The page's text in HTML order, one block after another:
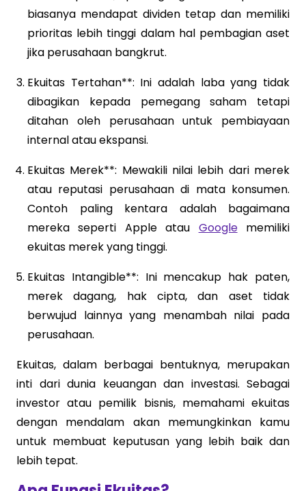
biasanya mendapat dividen tetap dan memiliki
prioritas lebih tinggi dalam hal pembagian aset
jika perusahaan bangkrut.
Ekuitas Tertahan**: Ini adalah laba yang tidak
dibagikan kepada pemegang saham tetapi
ditahan oleh perusahaan untuk pembiayaan
internal atau ekspansi.
Ekuitas Merek**: Mewakili nilai lebih dari merek
atau reputasi perusahaan di mata konsumen.
Contoh paling kentara adalah bagaimana
mereka seperti Apple atau Googlememiliki
ekuitas merek yang tinggi.
Ekuitas Intangible**: Ini mencakup hak paten,
merek dagang, hak cipta, dan aset tidak
berwujud lainnya yang menambah nilai pada
perusahaan.
Ekuitas, dalam berbagai bentuknya, merupakan
inti dari dunia keuangan dan investasi. Sebagai
investor atau pemilik bisnis, memahami ekuitas
dengan mendalam akan memungkinkan kamu
untuk membuat keputusan yang lebih baik dan
lebih tepat.